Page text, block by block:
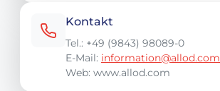
Kontakt
Tel.: +49 (9843) 98089-0
E-Mail: information@allod.com
Web: www.allod.com